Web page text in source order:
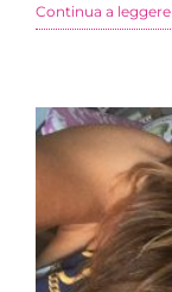
Continua a leggere